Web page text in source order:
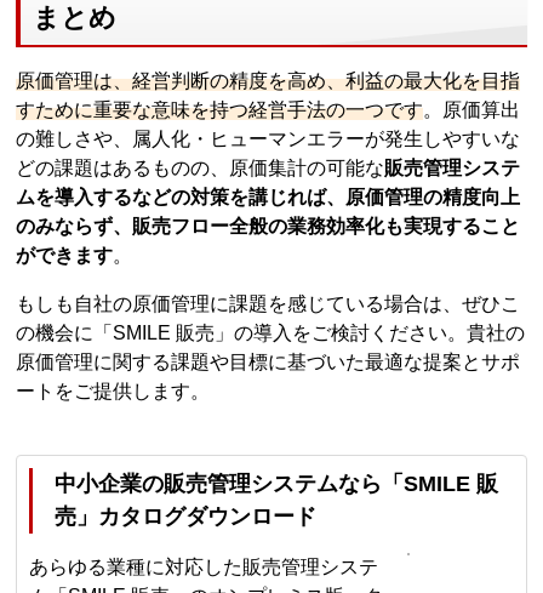
まとめ
原価管理は、経営判断の精度を高め、利益の最大化を目指
すために重要な意味を持つ経営手法の一つです。原価算出
の難しさや、属人化・ヒューマンエラーが発生しやすいな
どの課題はあるものの、原価集計の可能な販売管理システ
ムを導入するなどの対策を講じれば、原価管理の精度向上
のみならず、販売フロー全般の業務効率化も実現すること
ができます。
もしも自社の原価管理に課題を感じている場合は、ぜひこ
の機会に「SMILE 販売」の導入をご検討ください。貴社の
原価管理に関する課題や目標に基づいた最適な提案とサポ
ートをご提供します。
中小企業の販売管理システムなら「SMILE 販
売」カタログダウンロード
あらゆる業種に対応した販売管理システ